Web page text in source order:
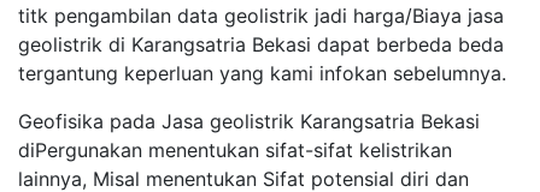
titk pengambilan data geolistrik jadi harga/Biaya jasa
geolistrik di Karangsatria Bekasi dapat berbeda beda
tergantung keperluan yang kami infokan sebelumnya.
Geofisika pada Jasa geolistrik Karangsatria Bekasi
diPergunakan menentukan sifat-sifat kelistrikan
lainnya, Misal menentukan Sifat potensial diri dan